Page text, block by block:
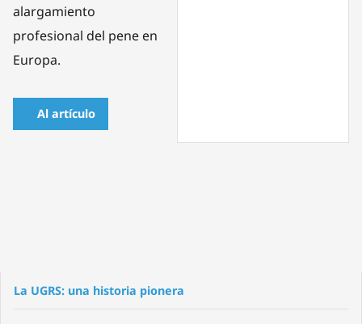
alargamiento
profesional del pene en
Europa.
Al artículo
La UGRS: una historia pionera